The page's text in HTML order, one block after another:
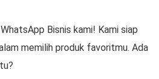
Bisnis kami! Kami siap
memilih produk favoritmu. Ada